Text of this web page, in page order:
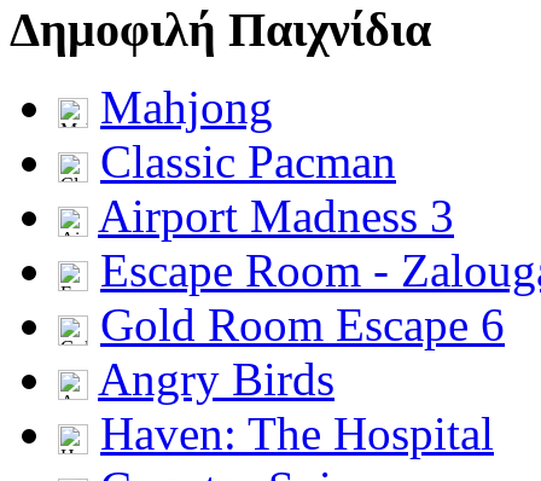
Δημοφιλή Παιχνίδια
Mahjong
Classic Pacman
Airport Madness 3
Escape Room -
Gold Room Escape 6
Angry Birds
Haven: The Hospital